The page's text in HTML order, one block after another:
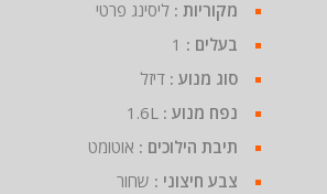
מקוריות : ליסינג פרטי
בעלים : 1
סוג מנוע : דיזל
נפח מנוע : 1.6L
תיבת הילוכים : אוטומט
צבע חיצוני : שחור